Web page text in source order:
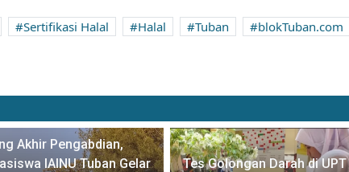
Sertifikasi Halal Halal Tuban
blokTuban.com
Akhir Pengabdian,
IAINU Tuban Gelar
Tes Golongan Darah di UPT